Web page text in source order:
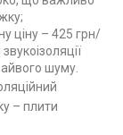
ціну – 425 грн/
шуму.
– плити